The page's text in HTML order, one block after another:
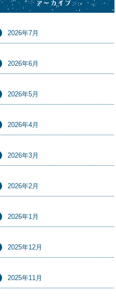
アーカイブ
2026年7月
2026年6月
2026年5月
2026年4月
2026年3月
2026年2月
2026年1月
2025年12月
2025年11月